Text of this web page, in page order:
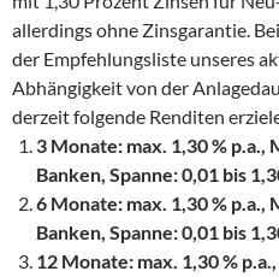
allerdings ohne Zinsgarantie.
der Empfehlungsliste unseres
Abhängigkeit von der
derzeit folgende Renditen
3 Monate: max. 1,30 % p.a.,
Banken, Spanne: 0,01 bis
6 Monate: max. 1,30 % p.a.,
Banken, Spanne: 0,01 bis
12 Monate: max. 1,30 %